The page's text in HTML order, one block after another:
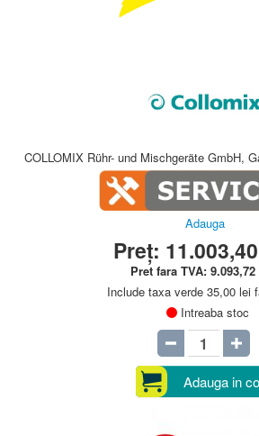
COLLOMIX Rühr- und Mischgeräte GmbH,
Adauga
Preț: 11.003,40
Pret fara TVA: 9.093,72
Include taxa verde 35,00 lei
Intreaba stoc
Adauga in